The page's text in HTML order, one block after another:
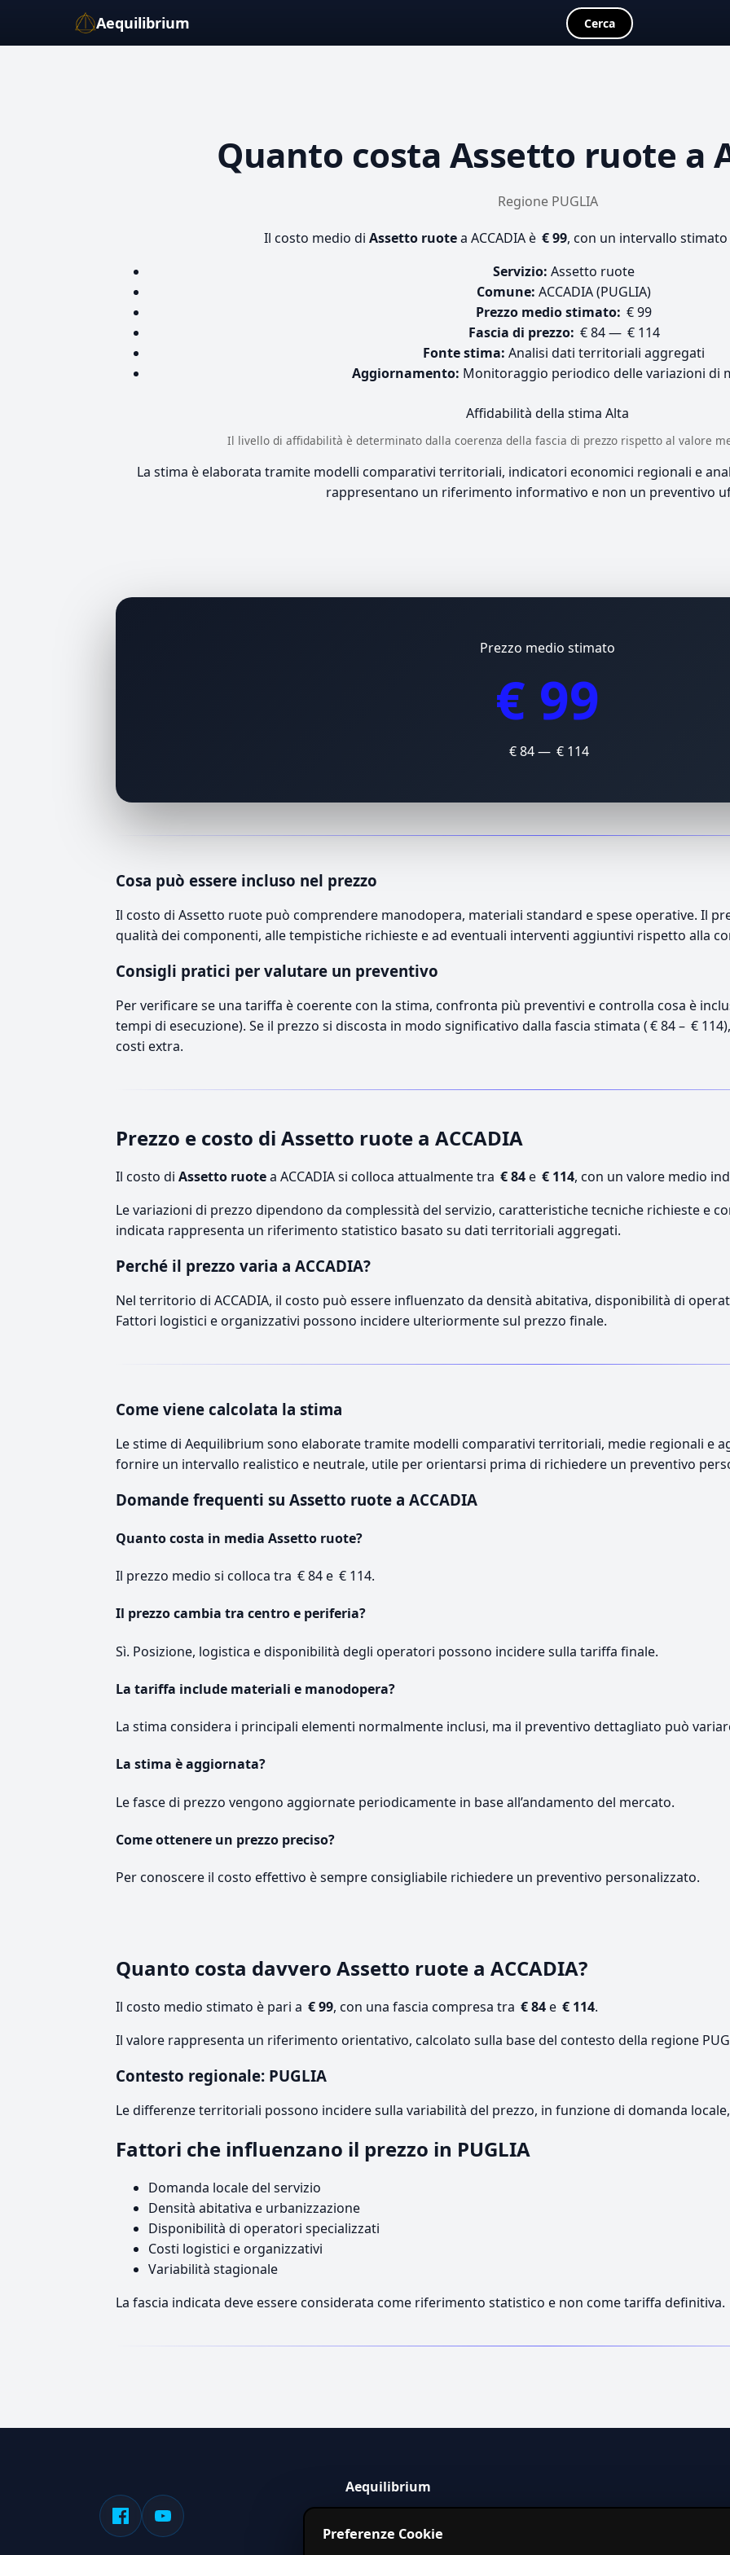
Aequilibrium Cerca
Quanto costa Assetto ruote a
Regione PUGLIA
Il costo medio di Assetto ruotea ACCADIA è € 99, con un intervallo
Servizio: Assetto ruote
Comune: ACCADIA (PUGLIA)
Prezzo medio stimato: € 99
Fascia di prezzo: € 84 — € 114
Fonte stima: Analisi dati territoriali aggregati
Aggiornamento: Monitoraggio periodico delle variazioni di
Affidabilità della stima Alta
Il livello di affidabilità è determinato dalla coerenza della fascia di prezzo rispetto al valore
La stima è elaborata tramite modelli comparativi territoriali, indicatori economici regionali e
rappresentano un riferimento informativo e non un preventivo
Prezzo medio stimato
€ 99
€ 84 — € 114
Cosa può essere incluso nel prezzo
Il costo di Assetto ruote può comprendere manodopera, materiali standard e spese operative. Il
qualità dei componenti, alle tempistiche richieste e ad eventuali interventi aggiuntivi rispetto alla
Consigli pratici per valutare un preventivo
Per verificare se una tariffa è coerente con la stima, confronta più preventivi e controlla cosa è
tempi di esecuzione). Se il prezzo si discosta in modo significativo dalla fascia stimata ( € 84 – €
costi extra.
Prezzo e costo di Assetto ruote a ACCADIA
Il costo di Assetto ruotea ACCADIA si colloca attualmente tra € 84e € 114, con un valore medio
Le variazioni di prezzo dipendono da complessità del servizio, caratteristiche tecniche richieste e
indicata rappresenta un riferimento statistico basato su dati territoriali aggregati.
Perché il prezzo varia a ACCADIA?
Nel territorio di ACCADIA, il costo può essere influenzato da densità abitativa, disponibilità di
Fattori logistici e organizzativi possono incidere ulteriormente sul prezzo finale.
Come viene calcolata la stima
Le stime di Aequilibrium sono elaborate tramite modelli comparativi territoriali, medie regionali e
fornire un intervallo realistico e neutrale, utile per orientarsi prima di richiedere un preventivo
Domande frequenti su Assetto ruote a ACCADIA
Quanto costa in media Assetto ruote?
Il prezzo medio si colloca tra € 84 e € 114.
Il prezzo cambia tra centro e periferia?
Sì. Posizione, logistica e disponibilità degli operatori possono incidere sulla tariffa finale.
La tariffa include materiali e manodopera?
La stima considera i principali elementi normalmente inclusi, ma il preventivo dettagliato può
La stima è aggiornata?
Le fasce di prezzo vengono aggiornate periodicamente in base all’andamento del mercato.
Come ottenere un prezzo preciso?
Per conoscere il costo effettivo è sempre consigliabile richiedere un preventivo personalizzato.
Quanto costa davvero Assetto ruote a ACCADIA?
Il costo medio stimato è pari a € 99, con una fascia compresa tra € 84e € 114.
Il valore rappresenta un riferimento orientativo, calcolato sulla base del contesto della regione
Contesto regionale: PUGLIA
Le differenze territoriali possono incidere sulla variabilità del prezzo, in funzione di domanda
Fattori che influenzano il prezzo in PUGLIA
Domanda locale del servizio
Densità abitativa e urbanizzazione
Disponibilità di operatori specializzati
Costi logistici e organizzativi
Variabilità stagionale
La fascia indicata deve essere considerata come riferimento statistico e non come tariffa definitiva.
Aequilibrium
servizi in Italia.
Preferenze Cookie